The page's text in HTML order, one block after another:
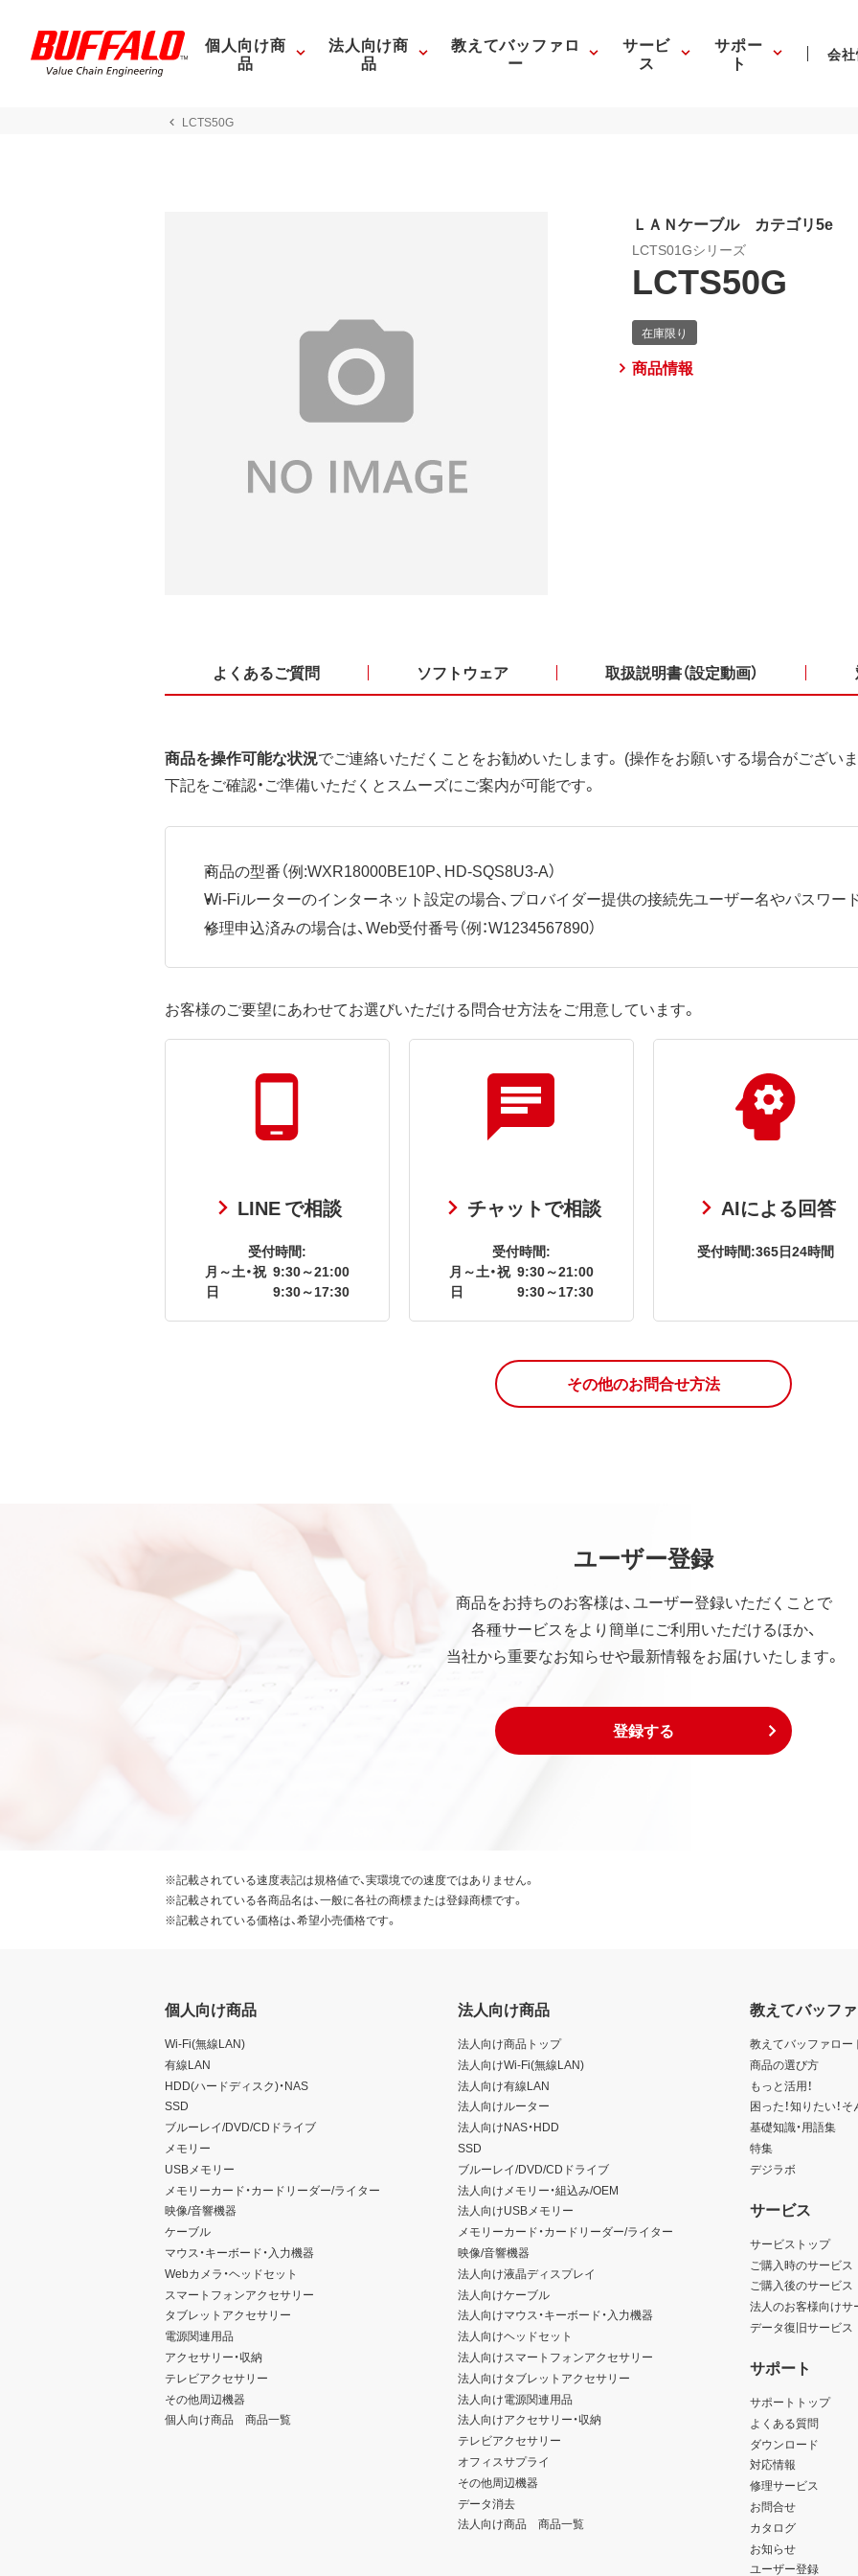
個人向け商
品
法人向け商
品
教えてバッファロ
ー
サービ
ス
サポー
ト 会
LCTS50G
ＬＡＮケーブル カテゴリ5e
LCTS01Gシリーズ
LCTS50G
商品情報
よくあるご質問 ソフトウェア 取扱説明書（設定動画）
商品を操作可能な状況でご連絡いただくことをお勧めいたします。 (操作をお願いする場合がござい
下記をご確認・ご準備いただくとスムーズにご案内が可能です。
商品の型番（例:WXR18000BE10P、HD-SQS8U3-A）
Wi-Fiルーターのインターネット設定の場合、プロバイダー提供の接続先ユーザー名やパスワー
修理申込済みの場合は、Web受付番号（例：W1234567890）
お客様のご要望にあわせてお選びいただける問合せ方法をご用意しています。
LINE で相談
受付時間:
月～土・祝 9:30～21:00
日
9:30～17:30
チャットで相談
受付時間:
月～土・祝 9:30～21:00
日
9:30～17:30
AIによる回答
受付時間:365日24時間
その他のお問合せ方法
ユーザー登録
商品をお持ちのお客様は、ユーザー登録いただくことで
各種サービスをより簡単にご利用いただけるほか、
当社から重要なお知らせや最新情報をお届けいたします。
登録する
※記載されている速度表記は規格値で、実環境での速度ではありません。
※記載されている各商品名は、一般に各社の商標または登録商標です。
※記載されている価格は、希望小売価格です。
個人向け商品
Wi-Fi(無線LAN)
有線LAN
HDD(ハードディスク)・NAS
SSD
ブルーレイ/DVD/CDドライブ
メモリー
USBメモリー
メモリーカード・カードリーダー/ライター
映像/音響機器
ケーブル
マウス・キーボード・入力機器
Webカメラ・ヘッドセット
スマートフォンアクセサリー
タブレットアクセサリー
電源関連用品
アクセサリー・収納
テレビアクセサリー
その他周辺機器
個人向け商品 商品一覧
法人向け商品
法人向け商品トップ
法人向けWi-Fi(無線LAN)
法人向け有線LAN
法人向けルーター
法人向けNAS・HDD
SSD
ブルーレイ/DVD/CDドライブ
法人向けメモリー・組込み/OEM
法人向けUSBメモリー
メモリーカード・カードリーダー/ライター
映像/音響機器
法人向け液晶ディスプレイ
法人向けケーブル
法人向けマウス・キーボード・入力機器
法人向けヘッドセット
法人向けスマートフォンアクセサリー
法人向けタブレットアクセサリー
法人向け電源関連用品
法人向けアクセサリー・収納
テレビアクセサリー
オフィスサプライ
その他周辺機器
データ消去
法人向け商品 商品一覧
教えてバッフ
教えてバッファロー
商品の選び方
もっと活用！
困った！知りたい！
基礎知識・用語集
特集
デジラボ
サービス
サービストップ
ご購入時のサービス
ご購入後のサービス
法人のお客様向けサ
データ復旧サービス
サポート
サポートトップ
よくある質問
ダウンロード
対応情報
修理サービス
お問合せ
カタログ
お知らせ
ユーザー登録